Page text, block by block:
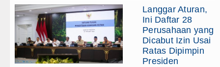
Langgar Aturan,
Ini Daftar 28
Perusahaan yang
Dicabut Izin Usai
Ratas Dipimpin
Presiden